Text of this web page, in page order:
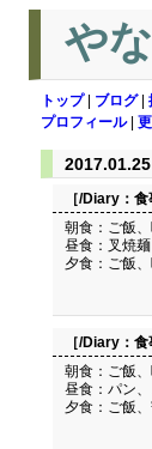
や
トップ| ブログ|
プロフィール|
2017.01.25
［/Diary： 食
朝食：ご飯
昼食：叉焼麺
夕食：ご飯
［/Diary： 食
朝食：ご飯
昼食：パン
夕食：ご飯